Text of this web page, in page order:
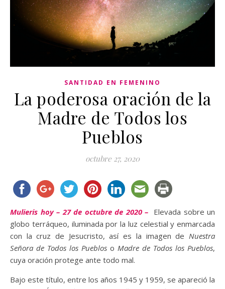
SANTIDAD EN FEMENINO
La poderosa oración de la
Madre de Todos los
Pueblos
octubre 27, 2020
Mulieris hoy – 27 de octubre de 2020 – Elevada sobre un
globo terráqueo, iluminada por la luz celestial y enmarcada
con la cruz de Jesucristo, así es la imagen de Nuestra
Señora de Todos los Pueblos o Madre de Todos los Pueblos,
cuya oración protege ante todo mal.
Bajo este título, entre los años 1945 y 1959, se apareció la